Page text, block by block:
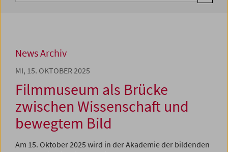
News Archiv
MI, 15. OKTOBER 2025
Filmmuseum als Brücke
zwischen Wissenschaft und
bewegtem Bild
Am 15. Oktober 2025 wird in der Akademie der bildenden